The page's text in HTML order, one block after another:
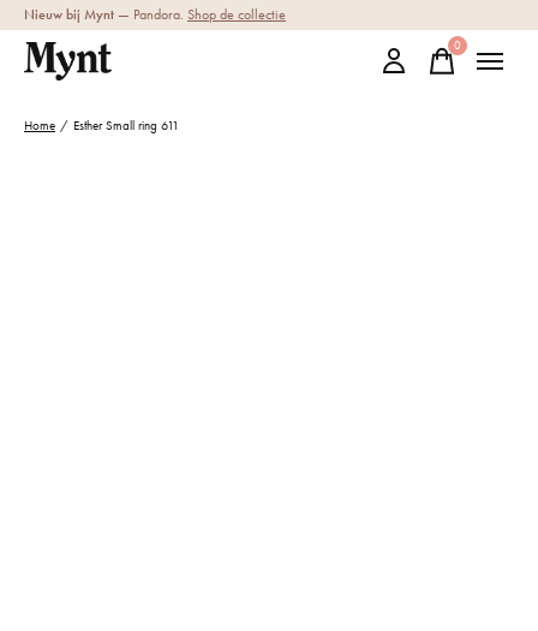
Nieuw bij Mynt — Pandora. Shop de collectie
0items
Home / Esther Small ring 611